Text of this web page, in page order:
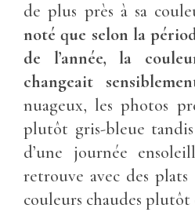
de plus près à sa
noté que selon la
de l’année, la
changeait
nuageux, les photos
plutôt gris-bleue
d’une journée
retrouve avec des
couleurs chaudes plutôt